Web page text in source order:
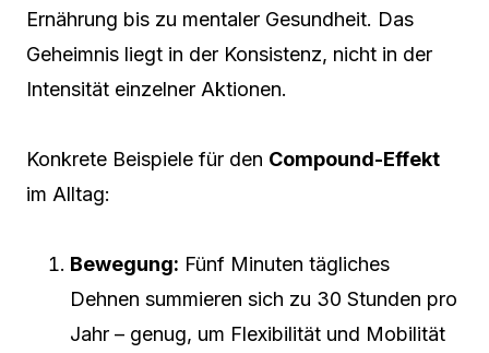
Ernährung bis zu mentaler Gesundheit. Das
Geheimnis liegt in der Konsistenz, nicht in der
Intensität einzelner Aktionen.
Konkrete Beispiele für den Compound-Effekt
im Alltag:
Bewegung: Fünf Minuten tägliches
Dehnen summieren sich zu 30 Stunden pro
Jahr – genug, um Flexibilität und Mobilität